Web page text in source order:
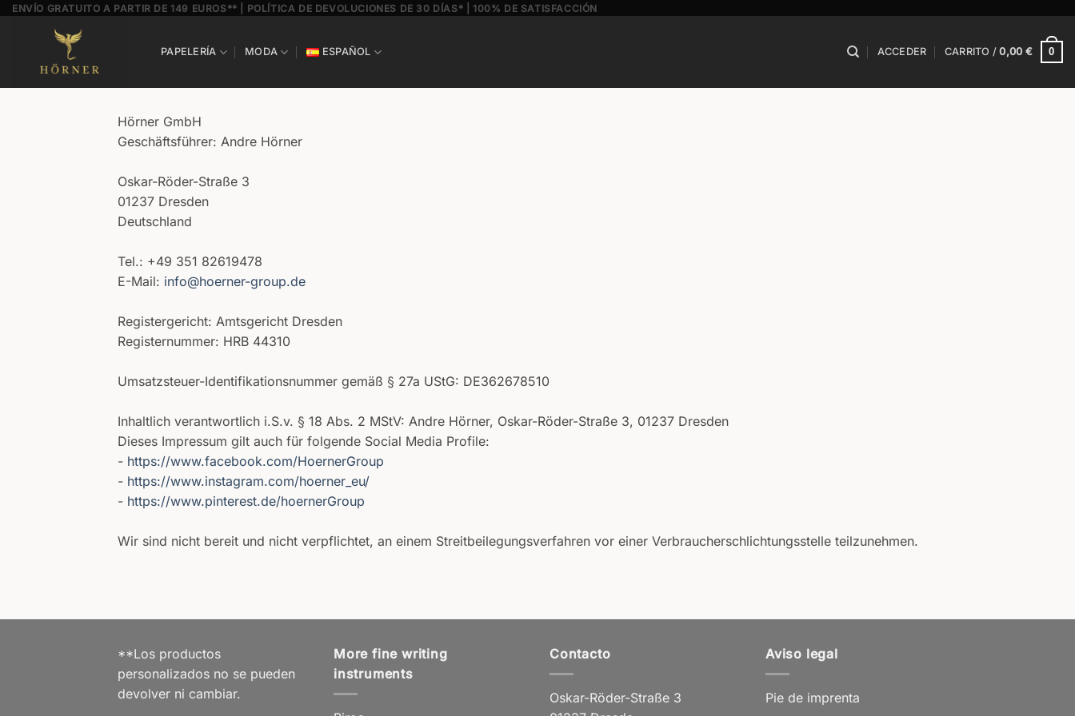
Saltar
ENVÍO GRATUITO A PARTIR DE 149 EUROS** | POLÍTICA DE DEVOLUCIONES DE 30 DÍAS* | 100% DE SATISFACCIÓN
PAPELERÍA MODA ESPAÑOL ACCEDER CARRITO /0,00 € 0
Hörner GmbH
Geschäftsführer: Andre Hörner
Oskar-Röder-Straße 3
01237 Dresden
Deutschland
Tel.: +49 351 82619478
E-Mail: info@hoerner-group.de
Registergericht: Amtsgericht Dresden
Registernummer: HRB 44310
Umsatzsteuer-Identifikationsnummer gemäß § 27a UStG: DE362678510
Inhaltlich verantwortlich i.S.v. § 18 Abs. 2 MStV: Andre Hörner, Oskar-Röder-Straße 3, 01237 Dresden
Dieses Impressum gilt auch für folgende Social Media Profile:
- https://www.facebook.com/HoernerGroup
- https://www.instagram.com/hoerner_eu/
- https://www.pinterest.de/hoernerGroup
Wir sind nicht bereit und nicht verpflichtet, an einem Streitbeilegungsverfahren vor einer Verbraucherschlichtungsstelle teilzunehmen.
**Los productos
personalizados no se pueden
devolver ni cambiar.
More fine writing
instruments
Contacto
Oskar-Röder-Straße 3
Aviso legal
Pie de imprenta